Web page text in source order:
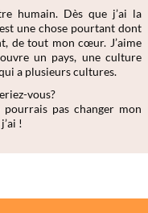
humain. Dès que j’ai la
une chose pourtant dont
de tout mon cœur. J’aime
un pays, une culture
a plusieurs cultures.
vous?
pas changer mon
!